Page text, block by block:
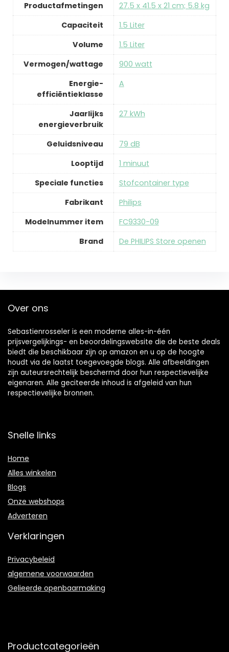
Productafmetingen
‎27.5 x 41.5 x 21 cm; 5.8 kg
Capaciteit
‎1.5 Liter
Volume
‎1.5 Liter
Vermogen/wattage
‎900 watt
Energie-
efficiëntieklasse
‎A
Jaarlijks
energieverbruik
‎27 kWh
Geluidsniveau
‎79 dB
Looptijd
‎1 minuut
Speciale functies
‎Stofcontainer type
Fabrikant
‎Philips
Modelnummer item
‎FC9330-09
Brand
De PHILIPS Store openen
Over ons
Sebastienrosseler is een moderne alles-in-één
prijsvergelijkings- en beoordelingswebsite die de beste deals
biedt die beschikbaar zijn op amazon en u op de hoogte
houdt via de laatst toegevoegde blogs. Alle afbeeldingen
zijn auteursrechtelijk beschermd door hun respectievelijke
eigenaren. Alle geciteerde inhoud is afgeleid van hun
respectievelijke bronnen.
Snelle links
Home
Alles winkelen
Blogs
Onze webshops
Adverteren
Verklaringen
Privacybeleid
algemene voorwaarden
Gelieerde openbaarmaking
Productcategorieën